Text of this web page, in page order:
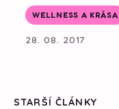
WELLNESS A KRÁSA
28. 08. 2017
STARŠÍ ČLÁNKY